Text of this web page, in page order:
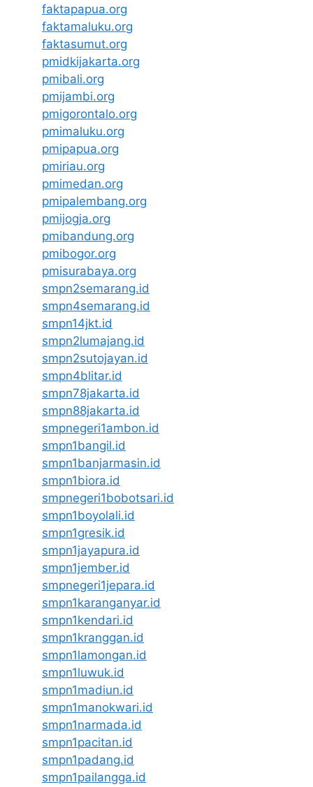
faktapapua.org
faktamaluku.org
faktasumut.org
pmidkijakarta.org
pmibali.org
pmijambi.org
pmigorontalo.org
pmimaluku.org
pmipapua.org
pmiriau.org
pmimedan.org
pmipalembang.org
pmijogja.org
pmibandung.org
pmibogor.org
pmisurabaya.org
smpn2semarang.id
smpn4semarang.id
smpn14jkt.id
smpn2lumajang.id
smpn2sutojayan.id
smpn4blitar.id
smpn78jakarta.id
smpn88jakarta.id
smpnegeri1ambon.id
smpn1bangil.id
smpn1banjarmasin.id
smpn1biora.id
smpnegeri1bobotsari.id
smpn1boyolali.id
smpn1gresik.id
smpn1jayapura.id
smpn1jember.id
smpnegeri1jepara.id
smpn1karanganyar.id
smpn1kendari.id
smpn1kranggan.id
smpn1lamongan.id
smpn1luwuk.id
smpn1madiun.id
smpn1manokwari.id
smpn1narmada.id
smpn1pacitan.id
smpn1padang.id
smpn1pailangga.id